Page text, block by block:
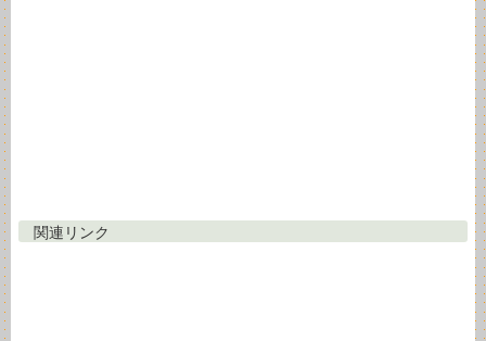
関連リンク